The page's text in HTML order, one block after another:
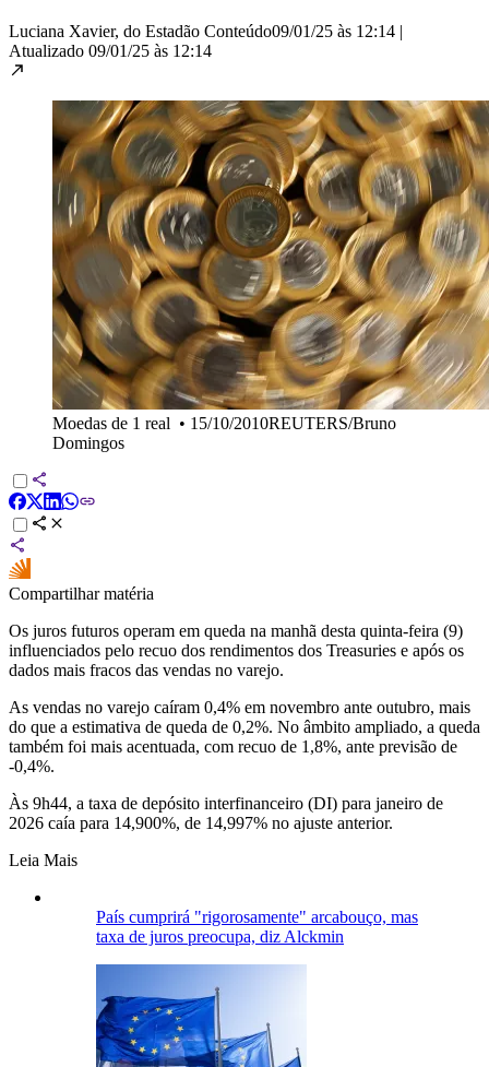
Luciana Xavier, do Estadão Conteúdo09/01/25 às 12:14 |
Atualizado 09/01/25 às 12:14
Moedas de 1 real • 15/10/2010REUTERS/Bruno
Domingos
Compartilhar matéria
Os juros futuros operam em queda na manhã desta quinta-feira (9)
influenciados pelo recuo dos rendimentos dos Treasuries e após os
dados mais fracos das vendas no varejo.
As vendas no varejo caíram 0,4% em novembro ante outubro, mais
do que a estimativa de queda de 0,2%. No âmbito ampliado, a queda
também foi mais acentuada, com recuo de 1,8%, ante previsão de
-0,4%.
Às 9h44, a taxa de depósito interfinanceiro (DI) para janeiro de
2026 caía para 14,900%, de 14,997% no ajuste anterior.
Leia Mais
País cumprirá "rigorosamente" arcabouço, mas
taxa de juros preocupa, diz Alckmin